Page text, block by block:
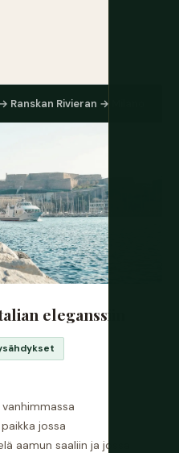
Ranskan Rivieran → Milano
eleganssiin
jossa
aamun saaliin ja jossa